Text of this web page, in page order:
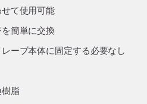
て使用可能
簡単に交換
ーブ本体に固定する必要なし
脂